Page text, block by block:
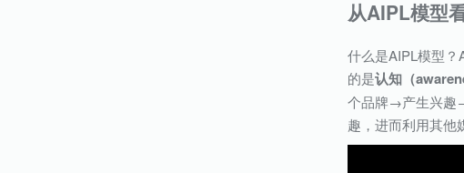
从AIPL模型
什么是AIPL模型
的是认知（
个品牌→产生兴趣
趣，进而利用其他